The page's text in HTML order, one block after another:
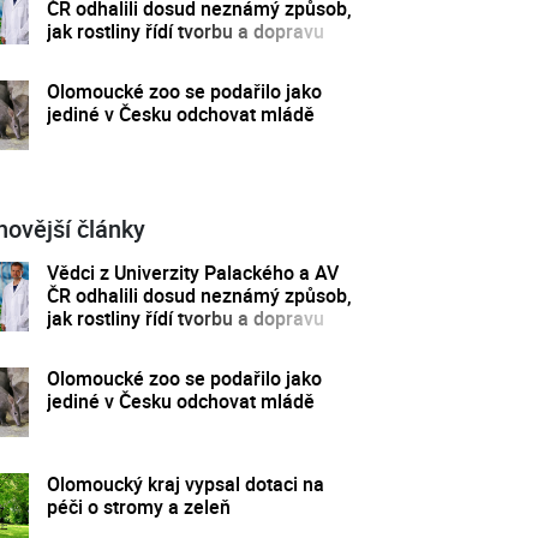
ČR odhalili dosud neznámý způsob,
jak rostliny řídí tvorbu a dopravu
Olomoucké zoo se podařilo jako
jediné v Česku odchovat mládě
články
Vědci z Univerzity Palackého a AV
ČR odhalili dosud neznámý způsob,
jak rostliny řídí tvorbu a dopravu
Olomoucké zoo se podařilo jako
jediné v Česku odchovat mládě
Olomoucký kraj vypsal dotaci na
péči o stromy a zeleň